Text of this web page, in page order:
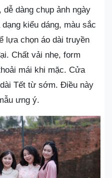
dàng chụp ảnh ngày
kiểu dáng, màu sắc
lựa chọn áo dài truyền
Chất vải nhẹ, form
mái khi mặc. Cửa
Tết từ sớm. Điều này
ưng ý.